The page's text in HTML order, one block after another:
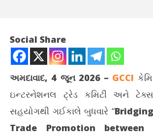
Social Share
અમદાવાદ, 4 જૂન 2026 – GCCI
ઇન્ટરનેશનલ ટ્રેડ કમિટી અને
સહયોગથી ગઈકાલે બુધવારે “
Trade Promotion between